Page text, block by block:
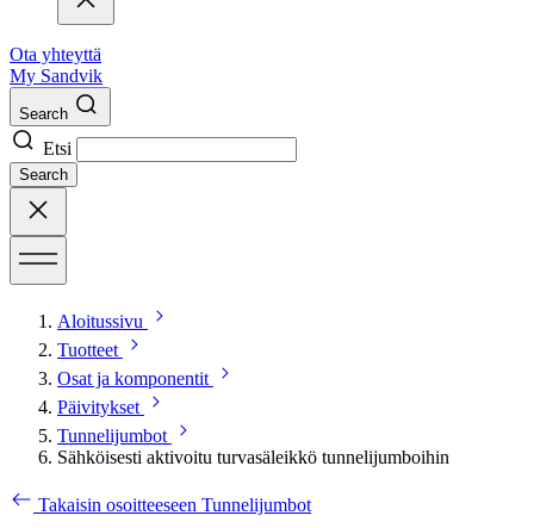
Ota yhteyttä
My Sandvik
Search
Etsi
Search
Aloitussivu
Tuotteet
Osat ja komponentit
Päivitykset
Tunnelijumbot
Sähköisesti aktivoitu turvasäleikkö tunnelijumboihin
Takaisin osoitteeseen Tunnelijumbot